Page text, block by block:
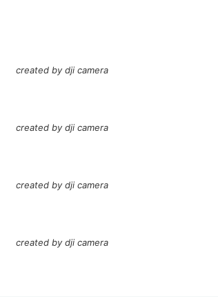
created by dji camera
created by dji camera
created by dji camera
created by dji camera